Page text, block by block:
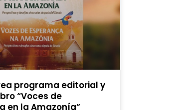
programa editorial y
“Voces de
en la Amazonía”